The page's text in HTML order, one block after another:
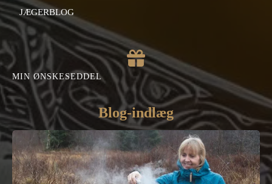
JÆGERBLOG
MIN ØNSKESEDDEL
Blog-indlæg